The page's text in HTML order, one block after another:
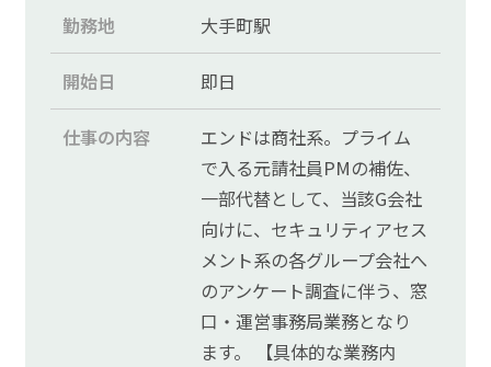
勤務地 大手町駅
開始日 即日
仕事の内容
エンドは商社系。プライム
で入る元請社員PMの補佐、
一部代替として、当該G会社
向けに、セキュリティアセス
メント系の各グループ会社へ
のアンケート調査に伴う、窓
口・運営事務局業務となり
ます。 【具体的な業務内